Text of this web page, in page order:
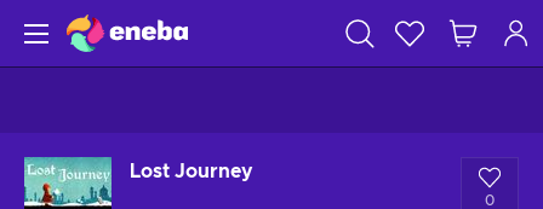
Lost Journey
0